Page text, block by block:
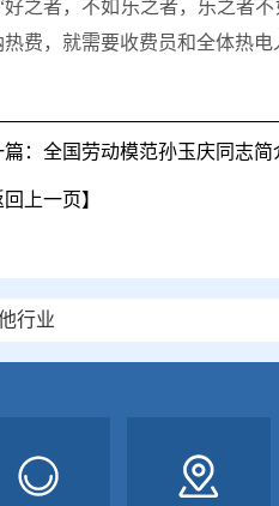
者，不如乐之者，乐之者不
热费，就需要收费员和全体热
篇：全国劳动模范孙玉庆同志简
上一页】
行业
路线网
热力集团有限公司
热力